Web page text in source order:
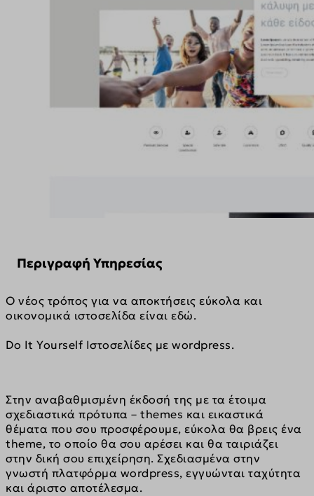
Περιγραφή Υπηρεσίας
Ο νέος τρόπος για να αποκτήσεις εύκολα και
οικονομικά ιστοσελίδα είναι εδώ.
Do It Yourself Ιστοσελίδες με wordpress.
Στην αναβαθμισμένη έκδοσή της με τα έτοιμα
σχεδιαστικά πρότυπα – themes και εικαστικά
θέματα που σου προσφέρουμε, εύκολα θα βρεις ένα
theme, το οποίο θα σου αρέσει και θα ταιριάζει
στην δική σου επιχείρηση. Σχεδιασμένα στην
γνωστή πλατφόρμα wordpress, εγγυώνται ταχύτητα
και άριστο αποτέλεσμα.